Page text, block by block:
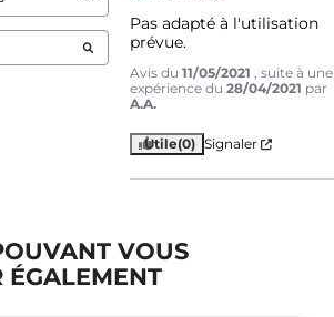
Pas adapté à l'utilisation
prévue.
Avis du11/05/2021 , suite à une
expérience du28/04/2021 par
A.A.
Utile(0) Signaler
VOUS
ÉGALEMENT